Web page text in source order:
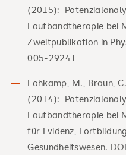
(2015):
Laufbandtherapie bei
Zweitpublikation in
005-29241
Lohkamp, M., Braun,
(2014):
Laufbandtherapie bei
für Evidenz,
Gesundheitswesen.